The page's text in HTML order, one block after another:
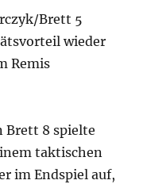
Brett 5
wieder
Remis
Brett 8 spielte
taktischen
im Endspiel auf,